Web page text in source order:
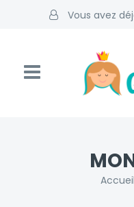
Vous avez
Accueil